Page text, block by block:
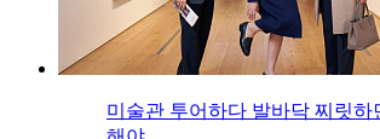
미술관 투어하다 발바닥 찌릿하